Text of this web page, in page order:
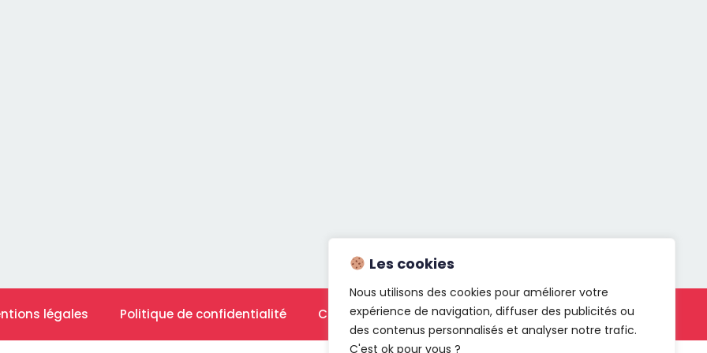
Les cookies
Nous utilisons des cookies pour améliorer votre
expérience de navigation, diffuser des publicités ou
des contenus personnalisés et analyser notre trafic.
C'est ok pour vous ?
légales Politique de confidentialité Contact